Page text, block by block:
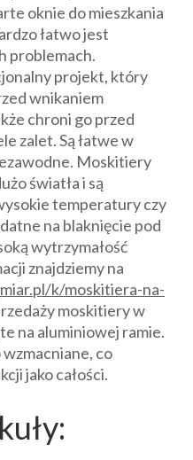
oknie do mieszkania
łatwo jest
problemach.
projekt, który
wnikaniem
chroni go przed
zalet. Są łatwe w
Moskitiery
światła i są
temperatury czy
na blaknięcie pod
wytrzymałość
znajdziemy na
k/moskitiera-na-
moskitiery w
na aluminiowej ramie.
co
jako całości.